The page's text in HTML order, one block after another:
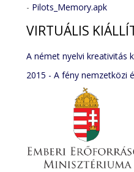
- Pilots_Memory.apk
VIRTUÁLIS
A német nyelvi kreativitás
2015 - A fény nemzetközi